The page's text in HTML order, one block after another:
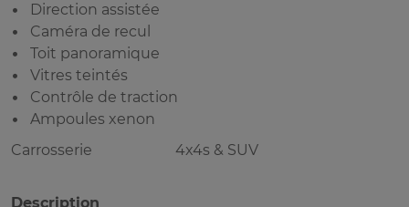
Direction assistée
Caméra de recul
Toit panoramique
Vitres teintés
Contrôle de traction
Ampoules xenon
Carrosserie
4x4s & SUV
Description